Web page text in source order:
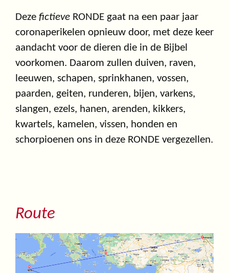
Deze fictieve RONDE gaat na een paar jaar
coronaperikelen opnieuw door, met deze keer
aandacht voor de dieren die in de Bijbel
voorkomen. Daarom zullen duiven, raven,
leeuwen, schapen, sprinkhanen, vossen,
paarden, geiten, runderen, bijen, varkens,
slangen, ezels, hanen, arenden, kikkers,
kwartels, kamelen, vissen, honden en
schorpioenen ons in deze RONDE vergezellen.
Route